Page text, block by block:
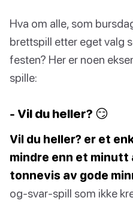
Hva om alle, som
brettspill etter eget valg
festen? Her er noen
spille:
- Vil du heller? 😏
Vil du heller? er et
mindre enn et minutt
tonnevis av gode
og-svar-spill som ikke